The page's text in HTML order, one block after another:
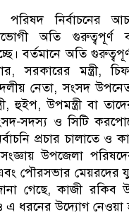
নির্বাচনের
অতি গুরুত্বপূর্ণ
বর্তমানে অতি
সরকারের মন্ত্রী,
নেতা, সংসদ
হুইপ, উপমন্ত্রী বা
সদস্য ও সিটি
প্রচার চালাতে ও
উপজেলা
পৌরসভার মেয়রদের
গেছে, কাজী রকিব
ধরনের উদ্যোগ নেওয়া